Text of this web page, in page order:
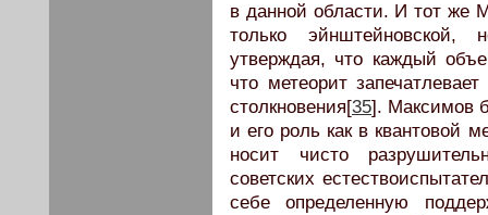
в данной области. И тот же
только эйнштейновской,
утверждая, что каждый
что метеорит
столкновения[35]. Максимов
и его роль как в квантовой
носит чисто
советских
себе определенную